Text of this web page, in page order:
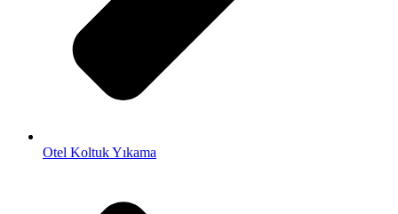
Otel Koltuk Yıkama